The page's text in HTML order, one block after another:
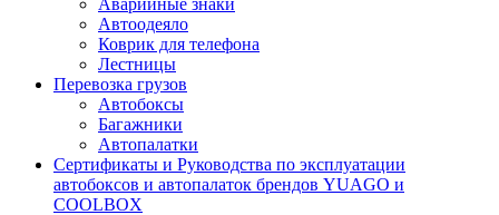
Аварийные знаки
Автоодеяло
Коврик для телефона
Лестницы
Перевозка грузов
Автобоксы
Багажники
Автопалатки
Сертификаты и Руководства по эксплуатации
автобоксов и автопалаток брендов YUAGO и
COOLBOX